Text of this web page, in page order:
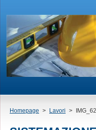
Homepage > Lavori >